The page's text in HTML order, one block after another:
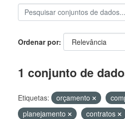
Ordenar por
1 conjunto de
Etiquetas: orçamento
planejamento
contratos